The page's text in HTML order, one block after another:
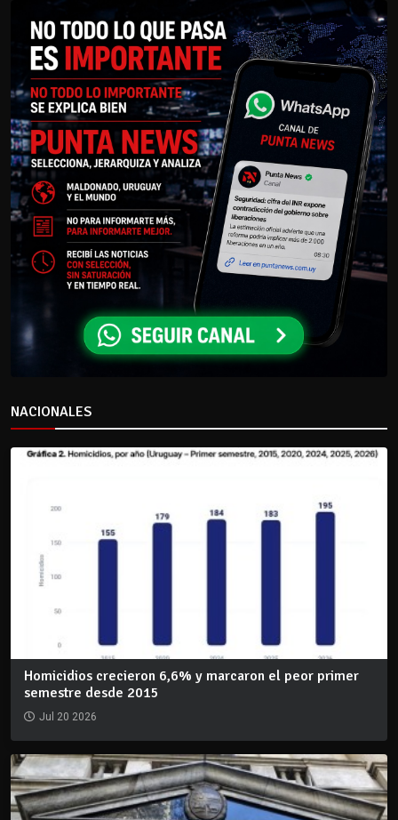
NACIONALES
Homicidios crecieron 6,6% y marcaron el peor primer
semestre desde 2015
Jul 20 2026